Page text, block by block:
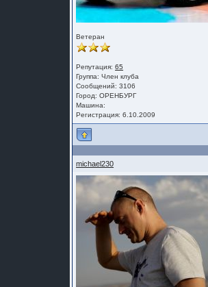
Ветеран
Репутация:65
Группа:Член клуба
Сообщений: 3106
Город: ОРЕНБУРГ
Машина:
Регистрация: 6.10.2009
michael230